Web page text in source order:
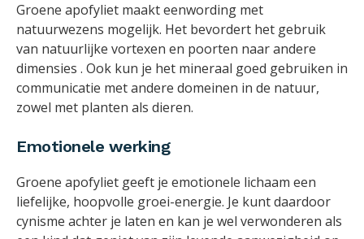
Groene apofyliet maakt eenwording met
natuurwezens mogelijk. Het bevordert het gebruik
van natuurlijke vortexen en poorten naar andere
dimensies . Ook kun je het mineraal goed gebruiken in
communicatie met andere domeinen in de natuur,
zowel met planten als dieren.
Emotionele werking
Groene apofyliet geeft je emotionele lichaam een
liefelijke, hoopvolle groei-energie. Je kunt daardoor
cynisme achter je laten en kan je wel verwonderen als